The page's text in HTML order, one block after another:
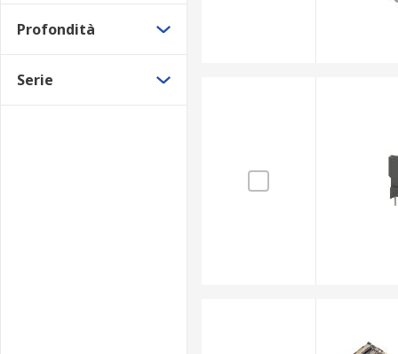
Profondità
Serie